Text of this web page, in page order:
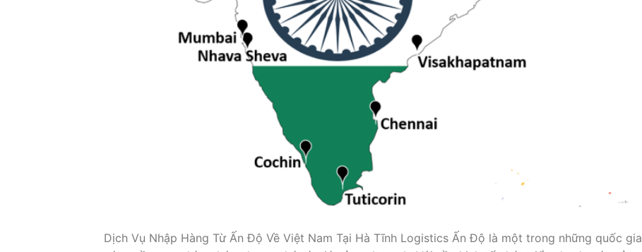
Dịch Vụ Nhập Hàng Từ Ấn Độ Về Việt Nam Tại Hà Tĩnh Logistics Ấn Độ là một trong những quốc gia